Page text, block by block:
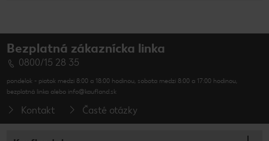
Bezplatná zákaznícka linka
0800/15 28 35
pondelok - piatok medzi 8:00 a 18:00 hodinou, sobota medzi 8:00 a 17:00 hodinou,
bezplatná linka alebo info@kaufland.sk
Kontakt Časté otázky